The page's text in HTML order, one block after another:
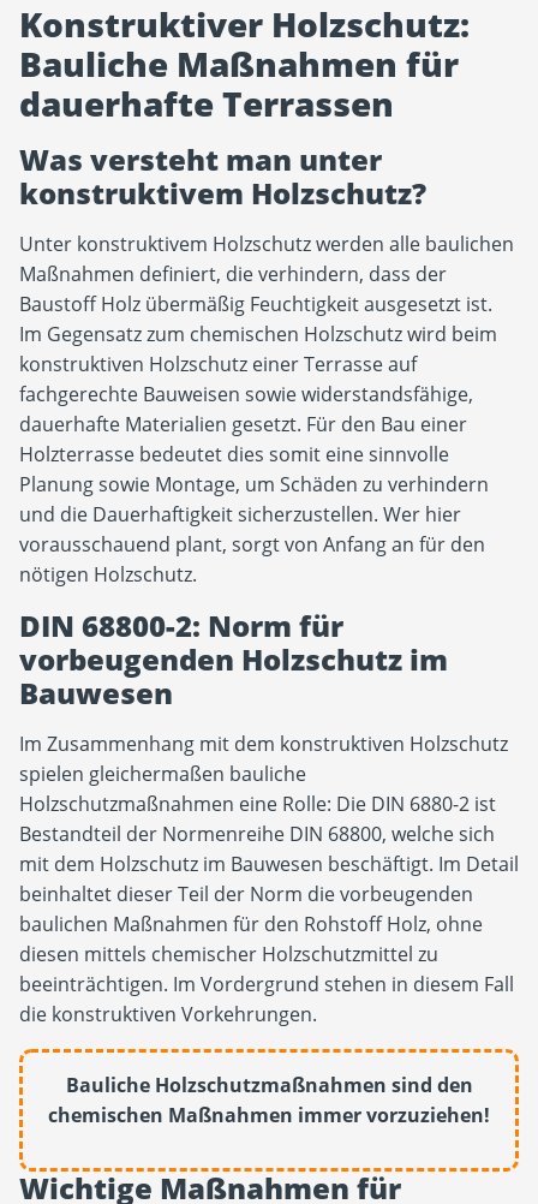
Konstruktiver Holzschutz:
Bauliche Maßnahmen für
dauerhafte Terrassen
Was versteht man unter
konstruktivem Holzschutz?
Unter konstruktivem Holzschutz werden alle baulichen
Maßnahmen definiert, die verhindern, dass der
Baustoff Holz übermäßig Feuchtigkeit ausgesetzt ist.
Im Gegensatz zum chemischen Holzschutz wird beim
konstruktiven Holzschutz einer Terrasse auf
fachgerechte Bauweisen sowie widerstandsfähige,
dauerhafte Materialien gesetzt. Für den Bau einer
Holzterrasse bedeutet dies somit eine sinnvolle
Planung sowie Montage, um Schäden zu verhindern
und die Dauerhaftigkeit sicherzustellen. Wer hier
vorausschauend plant, sorgt von Anfang an für den
nötigen Holzschutz.
DIN 68800-2: Norm für
vorbeugenden Holzschutz im
Bauwesen
Im Zusammenhang mit dem konstruktiven Holzschutz
spielen gleichermaßen bauliche
Holzschutzmaßnahmen eine Rolle: Die DIN 6880-2 ist
Bestandteil der Normenreihe DIN 68800, welche sich
mit dem Holzschutz im Bauwesen beschäftigt. Im Detail
beinhaltet dieser Teil der Norm die vorbeugenden
baulichen Maßnahmen für den Rohstoff Holz, ohne
diesen mittels chemischer Holzschutzmittel zu
beeinträchtigen. Im Vordergrund stehen in diesem Fall
die konstruktiven Vorkehrungen.
Bauliche Holzschutzmaßnahmen sind den
chemischen Maßnahmen immer vorzuziehen!
Wichtige Maßnahmen für